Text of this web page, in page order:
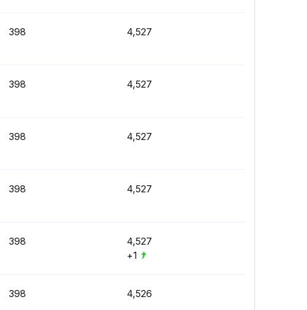
398 4,527
398 4,527
398 4,527
398 4,527
398
4,527
+1
398 4,526